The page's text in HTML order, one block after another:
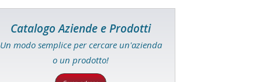
Catalogo Aziende e Prodotti
Un modo semplice per cercare un'azienda
o un prodotto!